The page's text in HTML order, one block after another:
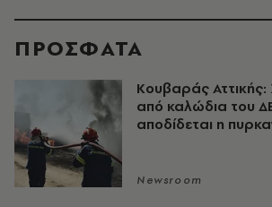
ΠΡΟΣΦΑΤΑ
Κουβαράς Αττικής:
από καλώδια του
αποδίδεται η
Newsroom